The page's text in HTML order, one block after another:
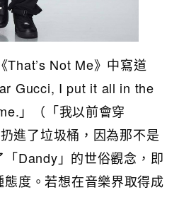
That’s Not Me》中寫道
Gucci, I put it all in the
」（「我以前會穿
進了垃圾桶，因為那不是
Dandy」的世俗觀念，即
度。若想在音樂界取得成